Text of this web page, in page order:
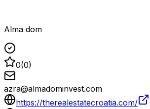
Alma dom
0(0)
azra@almadominvest.com
https://therealestatecroatia.com/